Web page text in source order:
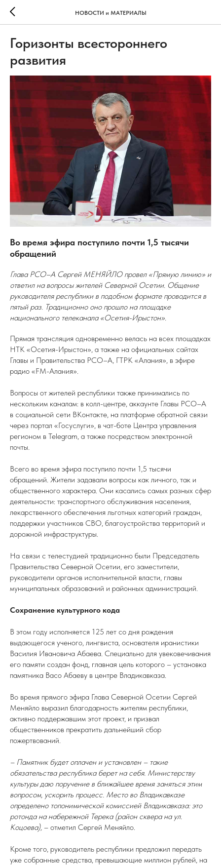
НОВОСТИ и МАТЕРИАЛЫ
Горизонты всестороннего
развития
Во время эфира поступило почти 1,5 тысячи
обращений
Глава РСО–А Сергей МЕНЯЙЛО провел «Прямую линию» и
ответил на вопросы жителей Северной Осетии. Общение
руководителя республики в подобном формате проводится в
пятый раз. Традиционно оно прошло на площадке
национального телеканала «Осетия-Ирыстон».
Прямая трансляция одновременно велась на всех площадках
НТК «Осетия-Ирыстон», а также на официальных сайтах
Главы и Правительства РСО–А, ГТРК «Алания», в эфире
радио «FM-Алания».
Вопросы от жителей республики также принимались по
нескольким каналам: в колл-центре, аккаунте Главы РСО–А
в социальной сети ВКонтакте, на платформе обратной связи
через портал «Госуслуги», в чат-боте Центра управления
регионом в Telegram, а также посредством электронной
почты.
Всего во время эфира поступило почти 1,5 тысячи
обращений. Жители задавали вопросы как личного, так и
общественного характера. Они касались самых разных сфер
деятельности: транспортного обслуживания населения,
лекарственного обеспечения льготных категорий граждан,
поддержки участников СВО, благоустройства территорий и
дорожной инфраструктуры.
На связи с телестудией традиционно были Председатель
Правительства Северной Осетии, его заместители,
руководители органов исполнительной власти, главы
муниципальных образований и районных администраций.
Сохранение культурного кода
В этом году исполняется 125 лет со дня рождения
выдающегося ученого, лингвиста, основателя иранистики
Василия Ивановича Абаева. Специально для увековечивания
его памяти создан фонд, главная цель которого – установка
памятника Васо Абаеву в центре Владикавказа.
Во время прямого эфира Глава Северной Осетии Сергей
Меняйло выразил благодарность жителям республики,
активно поддержавшим этот проект, и призвал
общественников прекратить дальнейший сбор
пожертвований.
– Памятник будет оплачен и установлен – такие
обязательства республика берет на себя. Министерству
культуры даю поручение в ближайшее время заняться этим
вопросом, ускорить процесс. Место во Владикавказе
определено топонимической комиссией Владикавказа: это
ротонда на набережной Терека (район сквера на ул.
Коцоева), – отметил Сергей Меняйло.
Кроме того, руководитель республики предложил передать
уже собранные средства, превышающие миллион рублей, на